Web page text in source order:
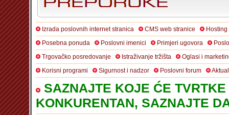
Izrada poslovnih internet stranica CMS web stranice
Posebna ponuda
Poslovni imenici Primjeri ugovora
Trgovačko posredovanje
Istraživanje tržišta
Oglasi i
Korisni programi
Sigurnost i nadzor Poslovni forum
SAZNAJTE KOJE ĆE
KONKURENTAN, SAZNAJTE